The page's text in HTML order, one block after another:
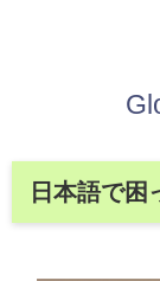
日本語で困